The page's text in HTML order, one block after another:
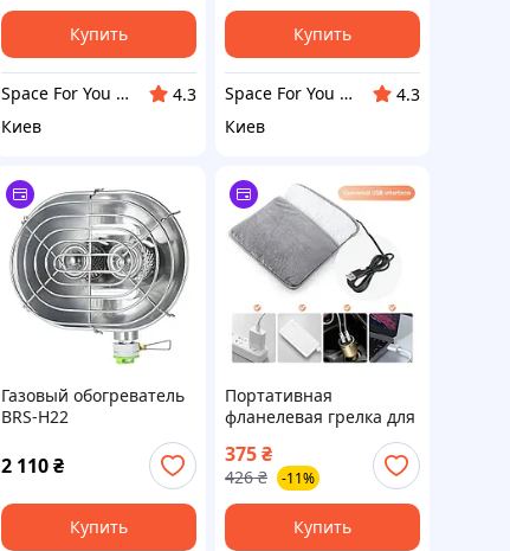
Купить
Space For You UA - STORE
4.3
Киев
Купить
Space For You UA - STORE
4.3
Киев
Газовый обогреватель
BRS-H22
2 110₴
Купить
Портативная
фланелевая грелка для
ног с электрическим
подогревом Foot
warmer XL-997 Коврик
с USB подогревом
375₴
426 ₴ -11%
Купить